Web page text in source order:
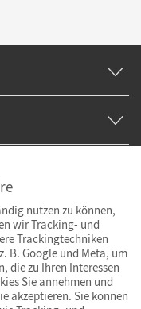
nutzen zu können,
wir Tracking- und
Trackingtechniken
B. Google und Meta, um
die zu Ihren Interessen
Sie annehmen und
akzeptieren. Sie können